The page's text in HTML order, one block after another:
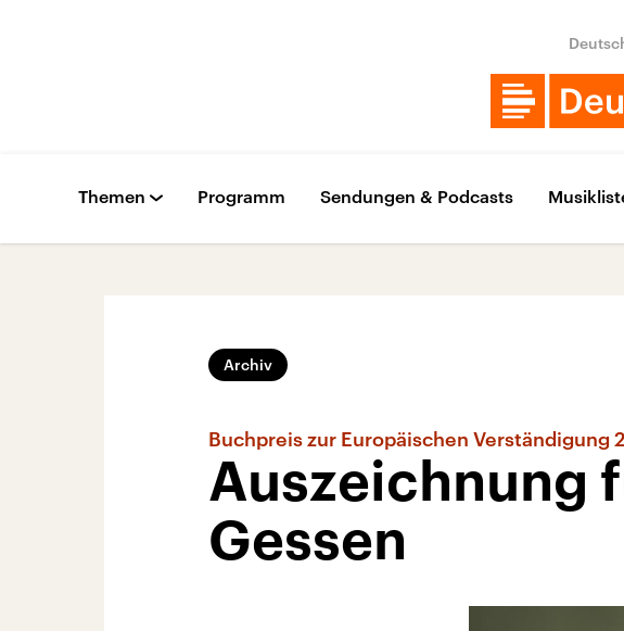
Themen Programm Sendungen & Podcasts
Archiv
Buchpreis zur Europäischen Verständigung
Auszeichnung
Gessen